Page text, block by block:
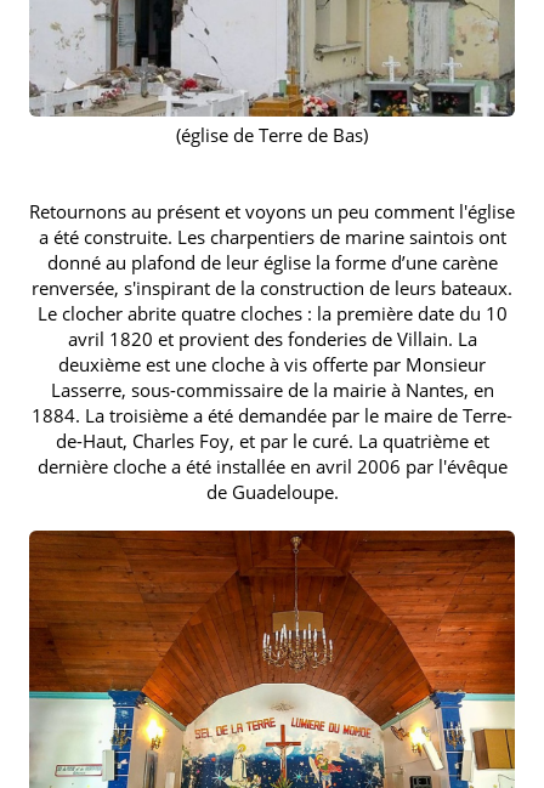
(église de Terre de Bas)
Retournons au présent et voyons un peu comment l'église
a été construite. Les charpentiers de marine saintois ont
donné au plafond de leur église la forme d’une carène
renversée, s'inspirant de la construction de leurs bateaux.
Le clocher abrite quatre cloches : la première date du 10
avril 1820 et provient des fonderies de Villain. La
deuxième est une cloche à vis offerte par Monsieur
Lasserre, sous-commissaire de la mairie à Nantes, en
1884. La troisième a été demandée par le maire de Terre-
de-Haut, Charles Foy, et par le curé. La quatrième et
dernière cloche a été installée en avril 2006 par l'évêque
de Guadeloupe.